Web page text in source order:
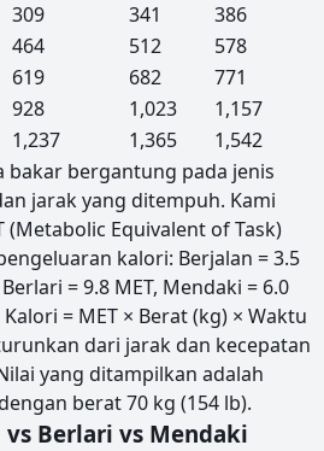
309 341
386
464 512
578
619 682
771
928 1,023
1,157
1,237 1,365
1,542
bakar bergantung pada jenis
jarak yang ditempuh. Kami
Equivalent of Task)
kalori: Berjalan = 3.5
= 9.8 MET, Mendaki = 6.0
= MET × Berat (kg) × Waktu
dari jarak dan kecepatan
yang ditampilkan adalah
berat 70 kg (154 lb).
Berlari vs Mendaki